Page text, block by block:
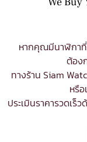
หากคุณมีนาฬิกาที่
ต้อง
ทางร้าน Siam
หรื
ประเมินราคารวดเ